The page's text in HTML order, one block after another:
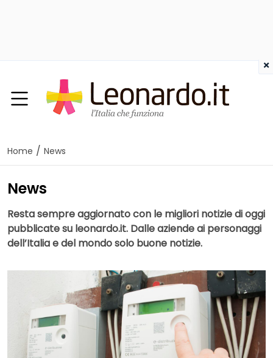
Home / News
News
Resta sempre aggiornato con le migliori notizie di oggi
pubblicate su leonardo.it. Dalle aziende ai personaggi
dell’Italia e del mondo solo buone notizie.
×